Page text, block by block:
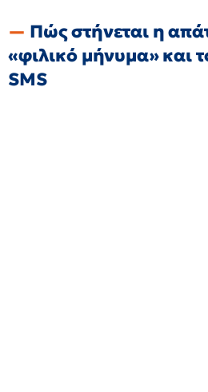
Πώς στήνεται η
«φιλικό μήνυμα» και
SMS